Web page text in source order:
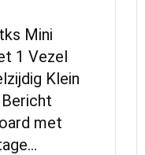
Mini
1 Vezel
Klein
met